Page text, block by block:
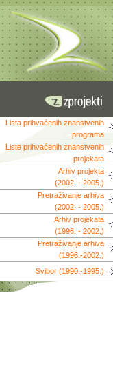
Lista prihvaćenih znanstvenih
programa
Liste prihvaćenih znanstvenih
projekata
Arhiv projekta
(2002. - 2005.)
Pretraživanje arhiva
(2002. - 2005.)
Arhiv projekata
(1996. - 2002.)
Pretraživanje arhiva
(1996.-2002.)
Svibor (1990.-1995.)